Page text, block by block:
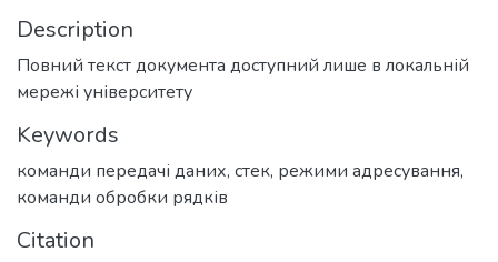
Description
Повний текст документа доступний лише в локальній
мережі університету
Keywords
команди передачі даних, стек, режими адресування,
команди обробки рядків
Citation